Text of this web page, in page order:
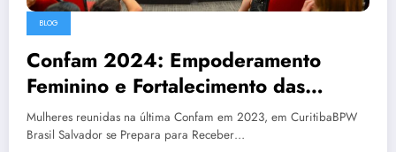
BLOG
Confam 2024: Empoderamento
Feminino e Fortalecimento das
Instituições – Um Olhar Sobre o
Evento
Mulheres reunidas na última Confam em 2023, em CuritibaBPW
Brasil Salvador se Prepara para Receber…